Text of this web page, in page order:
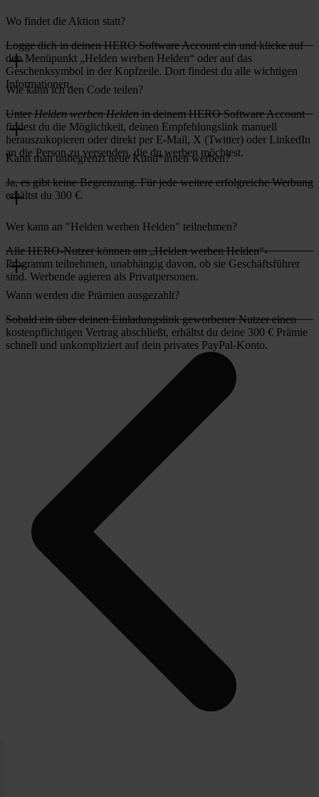
Wo findet die Aktion statt?
Logge dich in deinen HERO Software Account ein und klicke auf
den Menüpunkt „Helden werben Helden“ oder auf das
Geschenksymbol in der Kopfzeile. Dort findest du alle wichtigen
Informationen.
Wie kann ich den Code teilen?
UnterHelden werben Heldenin deinem HERO Software Account
findest du die Möglichkeit, deinen Empfehlungslink manuell
herauszukopieren oder direkt per E-Mail, X (Twitter) oder LinkedIn
an die Person zu versenden, die du werben möchtest.
Kann man unbegrenzt neue Kund*innen werben?
Ja, es gibt keine Begrenzung. Für jede weitere erfolgreiche Werbung
erhältst du 300 €.
Wer kann an "Helden werben Helden" teilnehmen?
Alle HERO-Nutzer können am „Helden werben Helden“-
Programm teilnehmen, unabhängig davon, ob sie Geschäftsführer
sind. Werbende agieren als Privatpersonen.
Wann werden die Prämien ausgezahlt?
Sobald ein über deinen Einladungslink geworbener Nutzer einen
kostenpflichtigen Vertrag abschließt, erhältst du deine 300 € Prämie
schnell und unkompliziert auf dein privates PayPal-Konto.